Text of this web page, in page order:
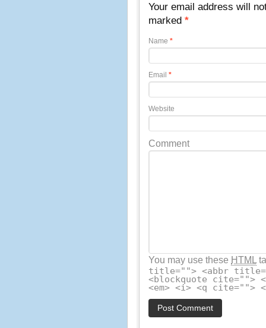
Your email address will
marked*
Name*
Email*
Website
Comment
You may use these HTML
title=""> <abbr
<blockquote cite="">
<em> <i> <q cite="">